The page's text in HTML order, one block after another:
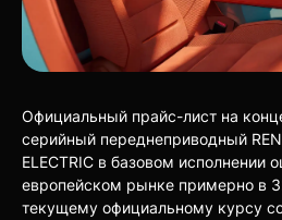
Официальный прайс-лист на
серийный переднеприводный
ELECTRIC в базовом исполнении
европейском рынке примерно в
текущему официальному курсу